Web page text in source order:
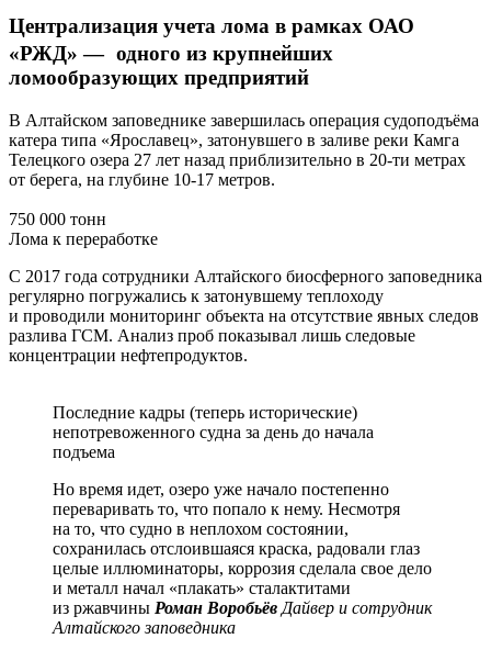
Централизация учета лома в рамках ОАО
«РЖД» — одного из крупнейших
ломообразующих предприятий
В Алтайском заповеднике завершилась операция судоподъёма
катера типа «Ярославец», затонувшего в заливе реки Камга
Телецкого озера 27 лет назад приблизительно в 20-ти метрах
от берега, на глубине 10-17 метров.
750 000 тонн
Лома к переработке
С 2017 года сотрудники Алтайского биосферного заповедника
регулярно погружались к затонувшему теплоходу
и проводили мониторинг объекта на отсутствие явных следов
разлива ГСМ. Анализ проб показывал лишь следовые
концентрации нефтепродуктов.
Последние кадры (теперь исторические)
непотревоженного судна за день до начала
подъема
Но время идет, озеро уже начало постепенно
переваривать то, что попало к нему. Несмотря
на то, что судно в неплохом состоянии,
сохранилась отслоившаяся краска, радовали глаз
целые иллюминаторы, коррозия сделала свое дело
и металл начал «плакать» сталактитами
из ржавчины Роман Воробьёв Дайвер и сотрудник
Алтайского заповедника